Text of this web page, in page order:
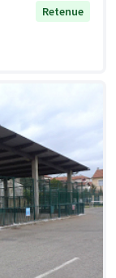
Retenue